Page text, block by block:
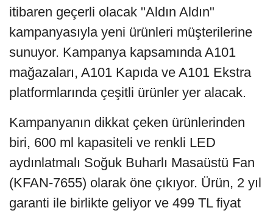
itibaren geçerli olacak "Aldın Aldın"
kampanyasıyla yeni ürünleri müşterilerine
sunuyor. Kampanya kapsamında A101
mağazaları, A101 Kapıda ve A101 Ekstra
platformlarında çeşitli ürünler yer alacak.
Kampanyanın dikkat çeken ürünlerinden
biri, 600 ml kapasiteli ve renkli LED
aydınlatmalı Soğuk Buharlı Masaüstü Fan
(KFAN-7655) olarak öne çıkıyor. Ürün, 2 yıl
garanti ile birlikte geliyor ve 499 TL fiyat